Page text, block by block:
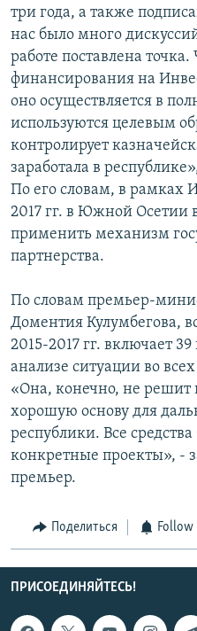
три года, а также
нас было много
работе поставлена
финансирования на
оно осуществляется в
используются целевым
контролирует
заработала в
По его словам, в рамках
2017 гг. в Южной Осетии
применить механизм
партнерства.
По словам премьер-
Доментия Кулумбегова,
2015-2017 гг. включает
анализе ситуации во
«Она, конечно, не решит
хорошую основу для
республики. Все
конкретные проекты», -
премьер.
Поделиться Follow
ПРИСОЕДИНЯЙТЕСЬ!